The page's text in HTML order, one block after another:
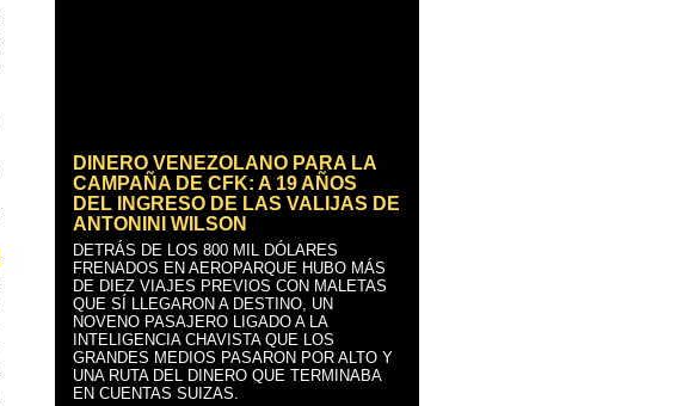
DINERO VENEZOLANO PARA LA
CAMPAÑA DE CFK: A 19 AÑOS
DEL INGRESO DE LAS VALIJAS DE
ANTONINI WILSON
DETRÁS DE LOS 800 MIL DÓLARES
FRENADOS EN AEROPARQUE HUBO MÁS
DE DIEZ VIAJES PREVIOS CON MALETAS
QUE SÍ LLEGARON A DESTINO, UN
NOVENO PASAJERO LIGADO A LA
INTELIGENCIA CHAVISTA QUE LOS
GRANDES MEDIOS PASARON POR ALTO Y
UNA RUTA DEL DINERO QUE TERMINABA
EN CUENTAS SUIZAS.